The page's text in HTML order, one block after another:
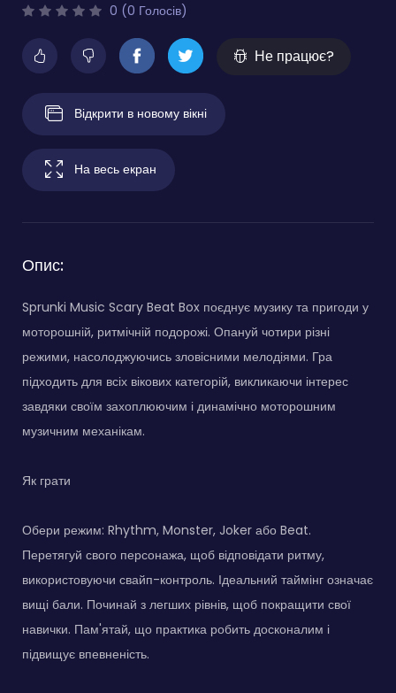
0 (0 Голосів)
Не працює?
Відкрити в новому вікні
На весь екран
Опис:
Sprunki Music Scary Beat Box поєднує музику та пригоди у
моторошній, ритмічній подорожі. Опануй чотири різні
режими, насолоджуючись зловісними мелодіями. Гра
підходить для всіх вікових категорій, викликаючи інтерес
завдяки своїм захоплюючим і динамічно моторошним
музичним механікам.
Як грати
Обери режим: Rhythm, Monster, Joker або Beat.
Перетягуй свого персонажа, щоб відповідати ритму,
використовуючи свайп-контроль. Ідеальний таймінг означає
вищі бали. Починай з легших рівнів, щоб покращити свої
навички. Пам'ятай, що практика робить досконалим і
підвищує впевненість.